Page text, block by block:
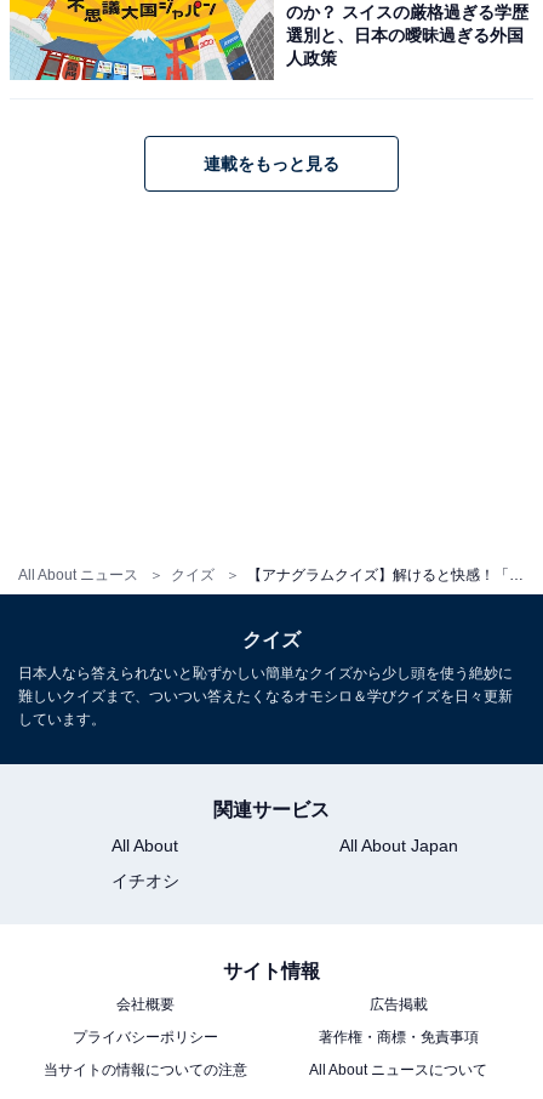
All About ニュース クイズ
のか？ スイスの厳格過ぎる学歴
選別と、日本の曖昧過ぎる外国
人政策
連載をもっと見る
クイズ
日本人なら答えられないと恥ずかしい簡単なクイズから少し頭を使う絶妙に
難しいクイズまで、ついつい答えたくなるオモシロ＆学びクイズを日々更新
しています。
関連サービス
All About
All About Japan
イチオシ
サイト情報
会社概要
広告掲載
プライバシーポリシー
著作権・商標・免責事項
当サイトの情報についての注意
All About ニュースについて